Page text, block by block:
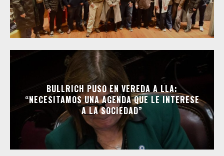
BULLRICH PUSO EN VEREDA A LLA:
“NECESITAMOS UNA AGENDA QUE LE INTERESE
A LA SOCIEDAD”